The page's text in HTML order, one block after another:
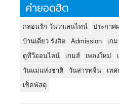
คำยอดฮิต
กลอนรัก วันวาเลนไทน์
ประกาศ
บ้านเดี่ยว รังสิต
Admission เกม
ดูทีวีออนไลน์
เกมส์ เพลงใหม่
วันแม่แห่งชาติ
วันสารทจีน
เท
เช็คพัสดุ